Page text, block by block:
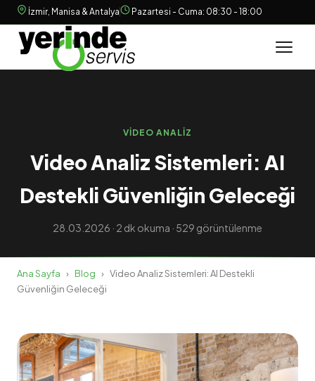
İzmir, Manisa & Antalya Pazartesi - Cuma: 08:30 - 18:00
VIDEO ANALIZ
Video Analiz Sistemleri: AI
Destekli Güvenliğin Geleceği
28.03.2026 · 2 dk okuma · 529 görüntülenme
Ana Sayfa › Blog › Video Analiz Sistemleri: AI Destekli
Güvenliğin Geleceği